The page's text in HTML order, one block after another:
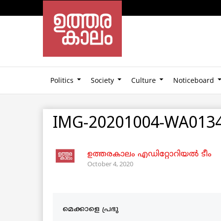
Politics Society Culture Noticeboard
IMG-20201004-
ഉത്തരകാലം എഡിറ്റോറിയല്‍ ടീം
October 4, 2020
മെക്കാളെ പ്രഭു